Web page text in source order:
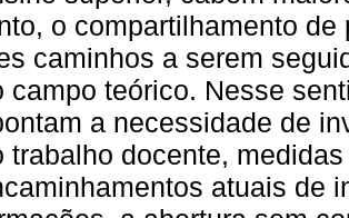
o compartilhamento
caminhos a serem
campo teórico. Nesse
a necessidade de
trabalho docente,
atuais de